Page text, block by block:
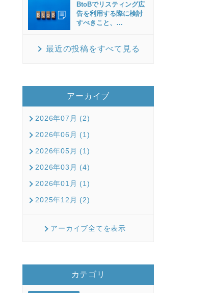
BtoBでリスティング広
告を利用する際に検討
すべきこと、 …
最近の投稿をすべて見る
アーカイブ
2026年07月 (2)
2026年06月 (1)
2026年05月 (1)
2026年03月 (4)
2026年01月 (1)
2025年12月 (2)
アーカイブ全てを表示
カテゴリ